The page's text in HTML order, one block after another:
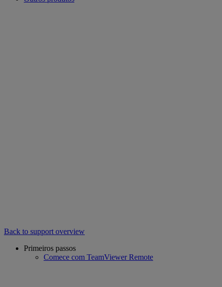
Back to support overview
Primeiros passos
Comece com TeamViewer Remote